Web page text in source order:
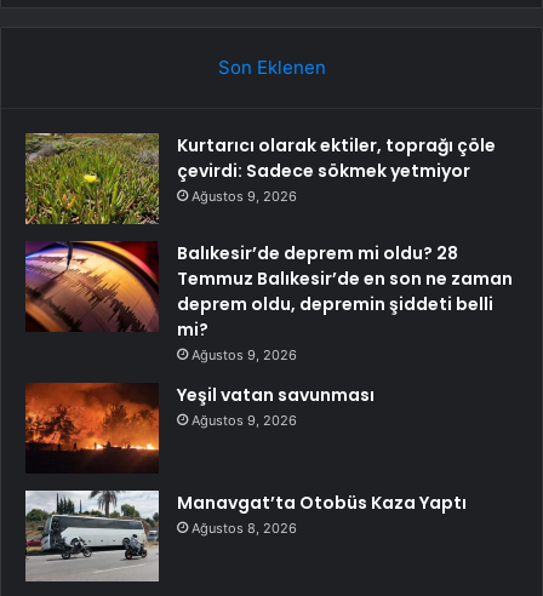
Son Eklenen
Kurtarıcı olarak ektiler, toprağı çöle
çevirdi: Sadece sökmek yetmiyor
Ağustos 9, 2026
Balıkesir’de deprem mi oldu? 28
Temmuz Balıkesir’de en son ne zaman
deprem oldu, depremin şiddeti belli
mi?
Ağustos 9, 2026
Yeşil vatan savunması
Ağustos 9, 2026
Manavgat’ta Otobüs Kaza Yaptı
Ağustos 8, 2026